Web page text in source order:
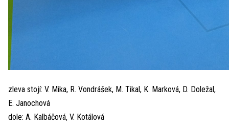
zleva stojí: V. Mika, R. Vondrášek, M. Tikal, K. Marková, D. Doležal,
E. Janochová
dole: A. Kalbáčová, V. Kotálová